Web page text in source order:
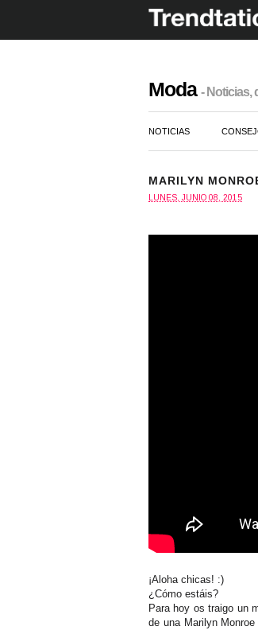
Moda - Noticias,
NOTICIAS
MARILYN
LUNES, JUNIO 08, 2015
¡Aloha chicas! :)
¿Cómo estáis?
Para hoy os traigo un
de una Marilyn